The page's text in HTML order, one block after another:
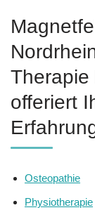
offeriert
Osteopathie
Physiotherapie